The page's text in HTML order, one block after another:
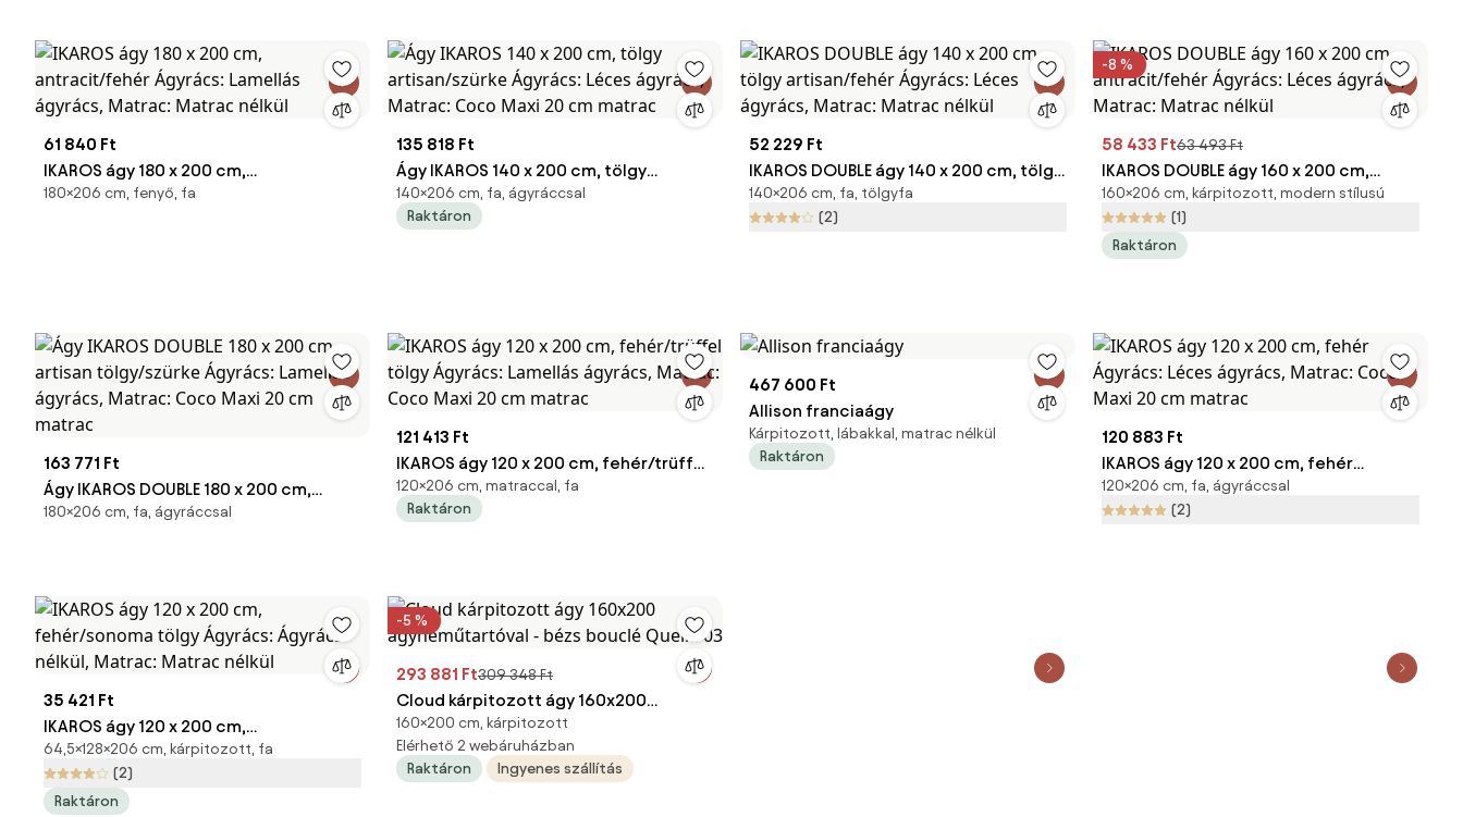
61 840 Ft
IKAROS ágy 180 x 200 cm,
antracit/fehér Ágyrács: Lamellás
180×206 cm, fenyő, fa
135 818 Ft
Ágy IKAROS 140 x 200 cm, tölgy
artisan/szürke Ágyrács: Léces ágyrács,
Matrac: Coco Maxi 20 cm matrac
140×206 cm, fa, ágyráccsal
Raktáron
52 229 Ft
IKAROS DOUBLE ágy 140 x 200 cm, tölgy
artisan/fehér Ágyrács: Léces ágyrács,
Matrac: Matrac nélkül
140×206 cm, fa, tölgyfa
(2)
-8 %
58 433 Ft63 493 Ft
IKAROS DOUBLE ágy 160 x 200 cm,
antracit/fehér Ágyrács: Léces ágyrács,
Matrac: Matrac nélkül
160×206 cm, kárpitozott, modern stílusú
(1)
Raktáron
163 771 Ft
Ágy IKAROS DOUBLE 180 x 200 cm,
artisan tölgy/szürke Ágyrács: Lamellás
180×206 cm, fa, ágyráccsal
121 413 Ft
IKAROS ágy 120 x 200 cm, fehér/trüffel
tölgy Ágyrács: Lamellás ágyrács,
Matrac: Coco Maxi 20 cm matrac
120×206 cm, matraccal, fa
Raktáron
467 600 Ft
Allison franciaágy
Kárpitozott, lábakkal, matrac nélkül
Raktáron
120 883 Ft
IKAROS ágy 120 x 200 cm, fehér
Ágyrács: Léces ágyrács, Matrac: Coco
Maxi 20 cm matrac
120×206 cm, fa, ágyráccsal
(2)
35 421 Ft
IKAROS ágy 120 x 200 cm,
fehér/sonoma tölgy Ágyrács: Ágyrács
nélkül, Matrac: Matrac nélkül
64,5×128×206 cm, kárpitozott, fa
(2)
Raktáron
-5 %
293 881 Ft309 348 Ft
Cloud kárpitozott ágy 160x200
ágyneműtartóval - bézs bouclé Quelle
03
160×200 cm, kárpitozott
Elérhető 2 webáruházban
Raktáron
Ingyenes szállítás